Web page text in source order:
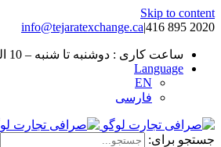
Skip to content
2020 895 416
|
info@tejaratexchange.ca
ساعت کاری : دوشنبه تا شنبه – 10 الی 5
Language
EN
فارسی
جستجو برای: